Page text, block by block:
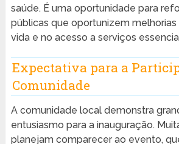
saúde. É uma oportunidade para
públicas que oportunizem
vida e no acesso a serviços
Expectativa para a
Comunidade
A comunidade local demonstra
entusiasmo para a inauguração.
planejam comparecer ao evento,